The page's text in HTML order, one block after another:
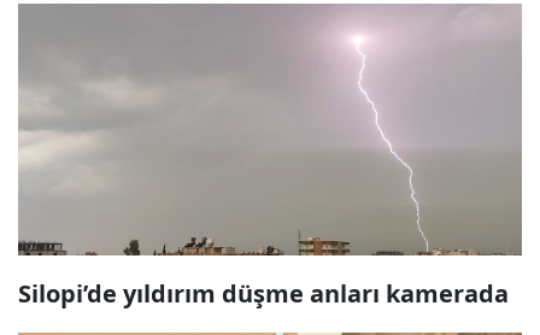
Silopi’de yıldırım düşme anları kamerada